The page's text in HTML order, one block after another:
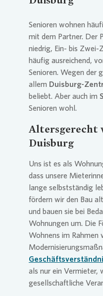
Senioren wohnen
mit dem Partner. Der
niedrig, Ein- bis Zwei-
häufig ausreichend,
Senioren. Wegen der
allem Duisburg-
beliebt. Aber auch im
Senioren wohl.
Altersgerecht
Duisburg
Uns ist es als
dass unsere
lange selbstständig
fördern wir den Bau
und bauen sie bei
Wohnungen um. Die
Wohnens im Rahmen
als nur ein Vermieter,
gesellschaftliche